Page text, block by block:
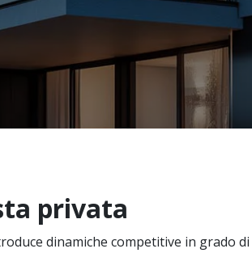
privata
dinamiche competitive in grado